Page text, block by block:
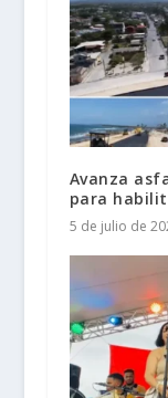
Avanza
para
5 de julio de